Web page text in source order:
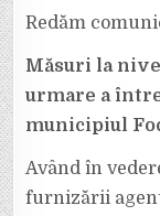
Redăm
Măsuri la
urmare a
municipiul
Având în
furnizării